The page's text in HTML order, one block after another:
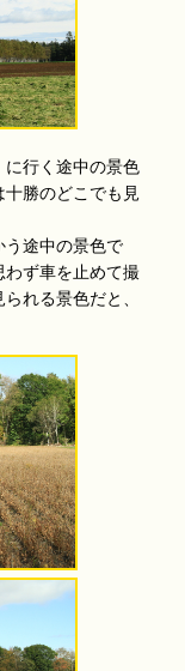
に行く途中の景色
勝のどこでも見
う途中の景色で
ず車を止めて撮
れる景色だと、